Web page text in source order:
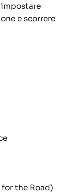
e scorrere
for the Road)